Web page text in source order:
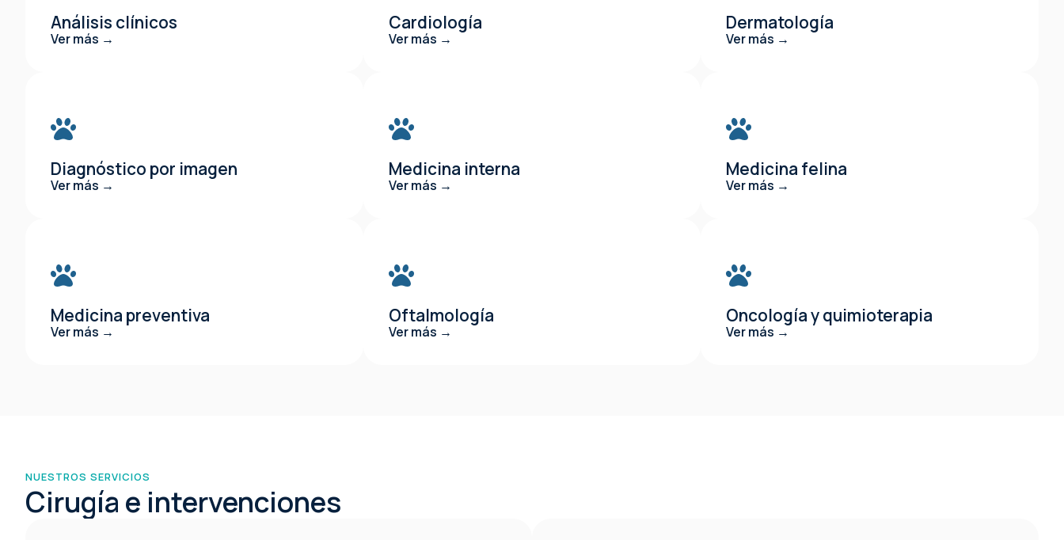
Análisis clínicos
Ver más →
Cardiología
Ver más →
Dermatología
Ver más →
Diagnóstico por imagen
Ver más →
Medicina interna
Ver más →
Medicina felina
Ver más →
Medicina preventiva
Ver más →
Oftalmología
Ver más →
Oncología y quimioterapia
Ver más →
NUESTROS SERVICIOS
Cirugía e intervenciones